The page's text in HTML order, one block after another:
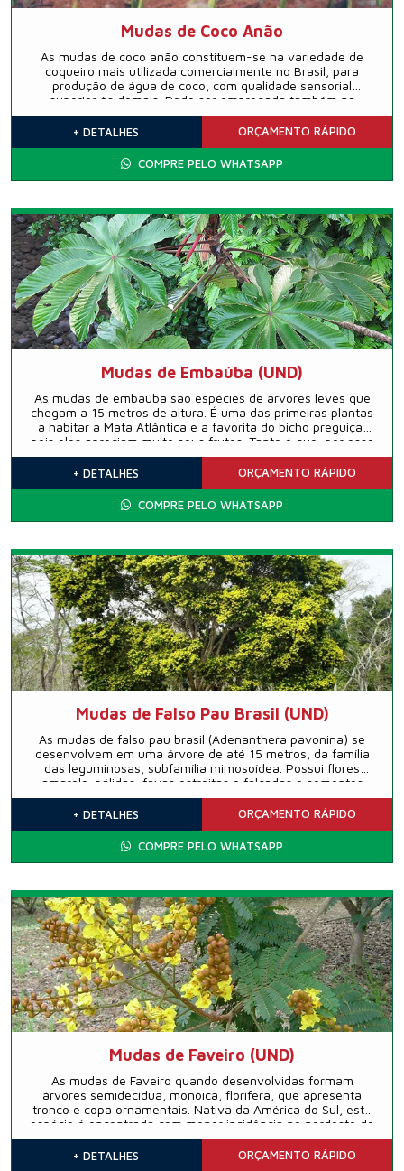
Mudas de Coco Anão
As mudas de coco anão constituem-se na variedade de
coqueiro mais utilizada comercialmente no Brasil, para
produção de água de coco, com qualidade sensorial
superior às demais. Pode ser empregada também na
agroindústria de alimentos e/ou do fruto seco in natura,
com produtividade estimada de polpa nos plantios
+ DETALHES ORÇAMENTO RÁPIDO
COMPRE PELO WHATSAPP
Mudas de Embaúba (UND)
As mudas de embaúba são espécies de árvores leves que
chegam a 15 metros de altura. É uma das primeiras plantas
a habitar a Mata Atlântica e a favorita do bicho preguiça,
pois eles apreciam muito seus frutos. Tanto é que, por esse
motivo, ela ganhou o apelido de árvore da preguiça.
+ DETALHES ORÇAMENTO RÁPIDO
COMPRE PELO WHATSAPP
Mudas de Falso Pau Brasil (UND)
As mudas de falso pau brasil (Adenanthera pavonina) se
desenvolvem em uma árvore de até 15 metros, da família
das leguminosas, subfamília mimosoídea. Possui flores
amarelo-pálidas, favas estreitas e falcadas e sementes
vermelhas, muito duras e lustrosas.
+ DETALHES ORÇAMENTO RÁPIDO
COMPRE PELO WHATSAPP
Mudas de Faveiro (UND)
As mudas de Faveiro quando desenvolvidas formam
árvores semidecídua, monóica, florífera, que apresenta
tronco e copa ornamentais. Nativa da América do Sul, esta
espécie é encontrada com menor incidência no nordeste do
país.
+ DETALHES ORÇAMENTO RÁPIDO